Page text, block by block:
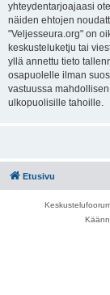
yhteydentarjoajaasi
näiden ehtojen
"Veljesseura.org" on
keskusteluketju tai
yllä annettu tieto
osapuolelle ilman
vastuussa
ulkopuolisille tahoille.
Etusivu